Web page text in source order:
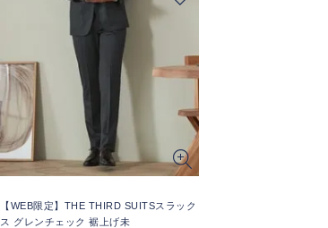
【WEB限定】THE THIRD SUITSスラック
ス グレンチェック 裾上げ未